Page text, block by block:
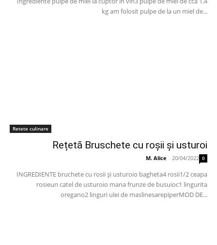
kg am folosit pulpe de la un miel de...
Retete culinare
Rețetă Bruschete cu roșii și usturoi
M. Alice - 20/04/2022 0
INGREDIENTE bruchete cu rosii și usturoio bagheta4 rosii1/2 ceapa
rosieun catel de usturoio mana frunze de busuioc1 lingurita
oregano2 linguri ulei de maslinesarepiperMOD DE...